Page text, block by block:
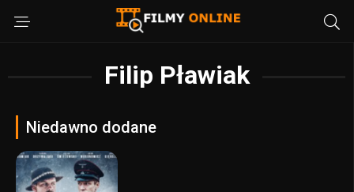
Filip Pławiak
Niedawno dodane